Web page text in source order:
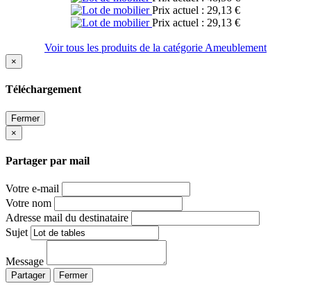
Prix actuel : 29,13 €
Prix actuel : 29,13 €
Voir tous les produits de la catégorie Ameublement
×
Téléchargement
Fermer
×
Partager par mail
Votre e-mail
Votre nom
Adresse mail du destinataire
Sujet
Message
Partager Fermer